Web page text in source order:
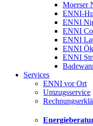
Moerser
ENNI-
ENNI
ENNI
ENNI
ENNI
ENNI
Services
ENNI vor Ort
Umzugsservice